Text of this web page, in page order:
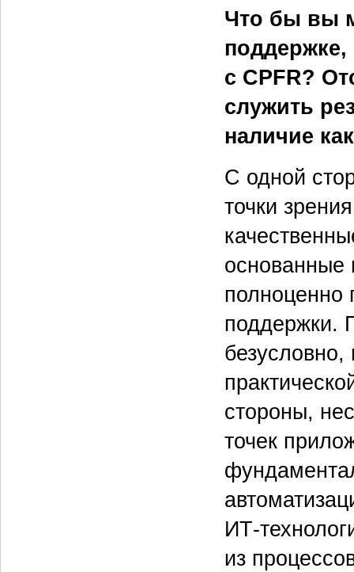
Что бы вы
поддержке,
с CPFR?
служить
наличие
С одной
точки
основанные
полноценно
поддержки.
стороны,
точек
ИТ-
из